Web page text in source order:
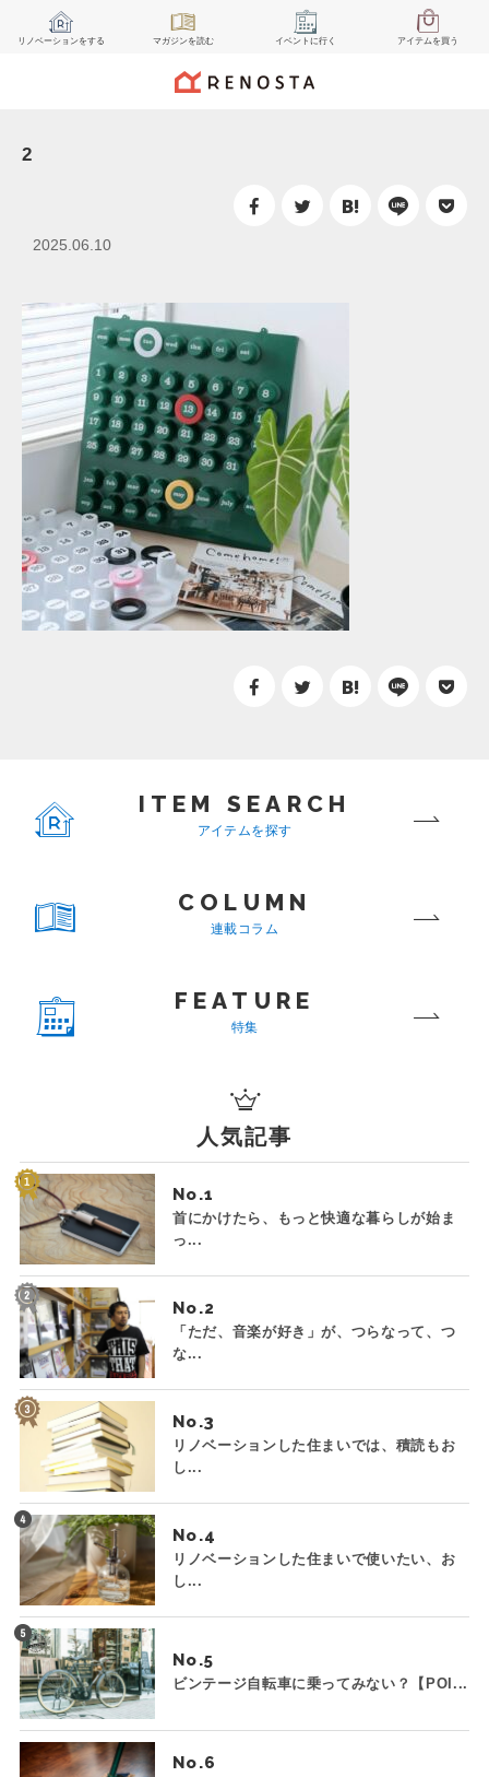
リノベーションをする マガジンを読む イベント に行く アイテムを買う
2
2025.06.10
ITEM SEARCH
アイテムを探す
COLUMN
連載コラム
FEATURE
特集
人気記事
No.
首にかけたら、もっと快適な暮らしが始ま
っ...
No.
「ただ、音楽が好き」が、つらなって、つ
な...
No.
リノベーションした住まいでは、積読もお
し...
No.
リノベーションした住まいで使いたい、お
し...
No.
ビンテージ自転車に乗ってみない？【POI...
No.